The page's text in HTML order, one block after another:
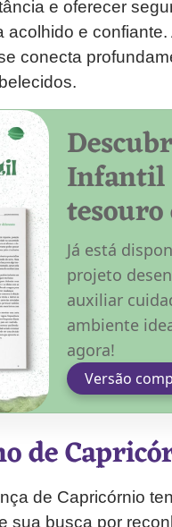
e oferecer
e
conecta
Infantil
Já está
projeto
auxiliar
ambiente
agora!
Versão
de
de Capricórnio
sua busca por